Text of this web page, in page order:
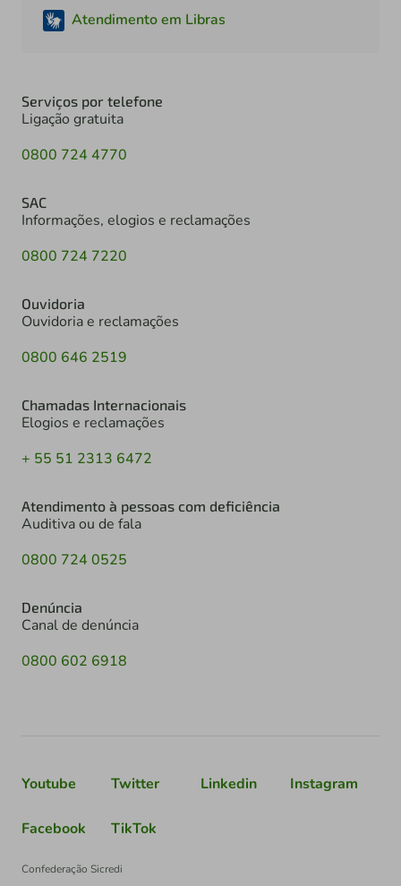
Atendimento em Libras
Serviços por telefone
Ligação gratuita
0800 724 4770
SAC
Informações, elogios e reclamações
0800 724 7220
Ouvidoria
Ouvidoria e reclamações
0800 646 2519
Chamadas Internacionais
Elogios e reclamações
+ 55 51 2313 6472
Atendimento à pessoas com deficiência
Auditiva ou de fala
0800 724 0525
Denúncia
Canal de denúncia
0800 602 6918
Youtube Twitter Linkedin Instagram
Facebook TikTok
Confederação Sicredi